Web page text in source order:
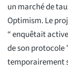
un marché de
Optimism. Le
“ enquêtait
de son protocole
temporairement